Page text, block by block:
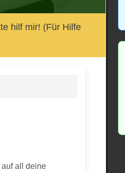
hilf mir! (Für Hilfe
auf all deine